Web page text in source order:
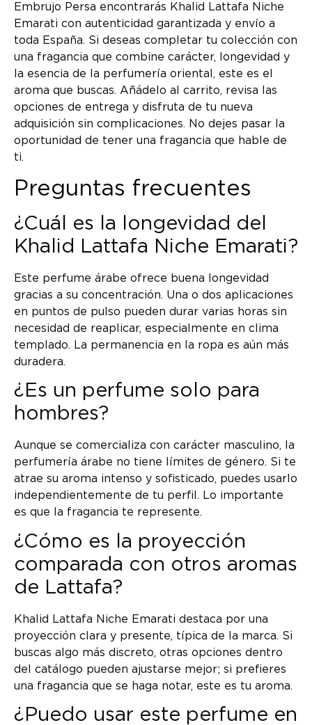
Embrujo Persa encontrarás Khalid Lattafa Niche
Emarati con autenticidad garantizada y envío a
toda España. Si deseas completar tu colección con
una fragancia que combine carácter, longevidad y
la esencia de la perfumería oriental, este es el
aroma que buscas. Añádelo al carrito, revisa las
opciones de entrega y disfruta de tu nueva
adquisición sin complicaciones. No dejes pasar la
oportunidad de tener una fragancia que hable de
ti.
Preguntas frecuentes
¿Cuál es la longevidad del
Khalid Lattafa Niche Emarati?
Este perfume árabe ofrece buena longevidad
gracias a su concentración. Una o dos aplicaciones
en puntos de pulso pueden durar varias horas sin
necesidad de reaplicar, especialmente en clima
templado. La permanencia en la ropa es aún más
duradera.
¿Es un perfume solo para
hombres?
Aunque se comercializa con carácter masculino, la
perfumería árabe no tiene límites de género. Si te
atrae su aroma intenso y sofisticado, puedes usarlo
independientemente de tu perfil. Lo importante
es que la fragancia te represente.
¿Cómo es la proyección
comparada con otros aromas
de Lattafa?
Khalid Lattafa Niche Emarati destaca por una
proyección clara y presente, típica de la marca. Si
buscas algo más discreto, otras opciones dentro
del catálogo pueden ajustarse mejor; si prefieres
una fragancia que se haga notar, este es tu aroma.
¿Puedo usar este perfume en